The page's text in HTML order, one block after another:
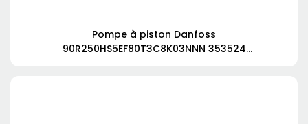
Pompe à piston Danfoss
90R250HS5EF80T3C8K03NNN 353524